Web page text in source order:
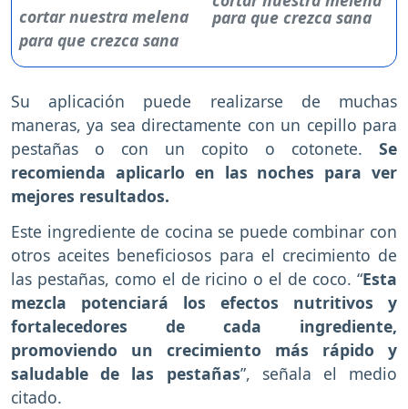
para que crezca sana
Su aplicación puede realizarse de muchas
maneras, ya sea directamente con un cepillo para
pestañas o con un copito o cotonete. Se
recomienda aplicarlo en las noches para ver
mejores resultados.
Este ingrediente de cocina se puede combinar con
otros aceites beneficiosos para el crecimiento de
las pestañas, como el de ricino o el de coco. “Esta
mezcla potenciará los efectos nutritivos y
fortalecedores de cada ingrediente,
promoviendo un crecimiento más rápido y
saludable de las pestañas”, señala el medio
citado.